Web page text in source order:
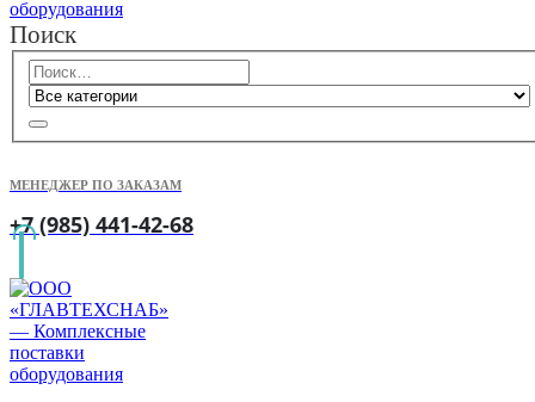
Поиск
МЕНЕДЖЕР ПО ЗАКАЗАМ
+7 (985) 441-42-68